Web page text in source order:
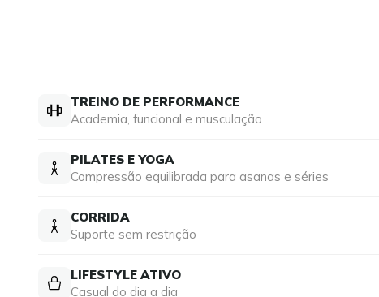
TREINO DE PERFORMANCE
Academia, funcional e musculação
PILATES E YOGA
Compressão equilibrada para asanas e séries
CORRIDA
Suporte sem restrição
LIFESTYLE ATIVO
Casual do dia a dia